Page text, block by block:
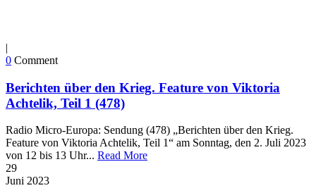
|
0 Comment
Berichten über den Krieg. Feature von Viktoria
Achtelik, Teil 1 (478)
Radio Micro-Europa: Sendung (478) „Berichten über den Krieg.
Feature von Viktoria Achtelik, Teil 1“ am Sonntag, den 2. Juli 2023
von 12 bis 13 Uhr... Read More
29
Juni 2023